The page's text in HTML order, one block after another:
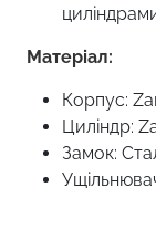
Матеріал:
Корпус:
Циліндр:
Замок: